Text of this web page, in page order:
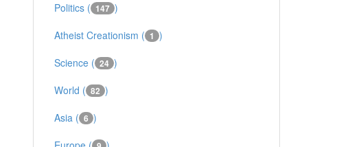
Politics ( 147 )
Atheist Creationism ( 1 )
Science ( 24 )
World ( 82 )
Asia ( 6 )